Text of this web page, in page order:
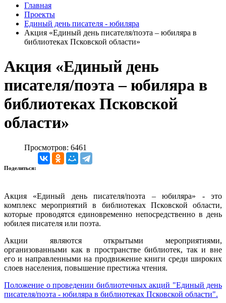
Главная
Проекты
Единый день писателя - юбиляра
Акция «Единый день писателя/поэта – юбиляра в
библиотеках Псковской области»
Акция «Единый день
писателя/поэта – юбиляра в
библиотеках Псковской
области»
Просмотров: 6461
Поделиться:
Акция «Единый день писателя/поэта – юбиляра» - это
комплекс мероприятий в библиотеках Псковской области,
которые проводятся единовременно непосредственно в день
юбилея писателя или поэта.
Акции являются открытыми мероприятиями,
организованными как в пространстве библиотек, так и вне
его и направленными на продвижение книги среди широких
слоев населения, повышение престижа чтения.
Положение о проведении библиотечных акций "Единый день
писателя/поэта - юбиляра в библиотеках Псковской области".